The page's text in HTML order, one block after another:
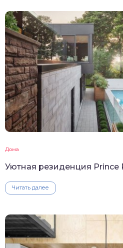
Дома
Уютная резиденция Prince
Читать далее